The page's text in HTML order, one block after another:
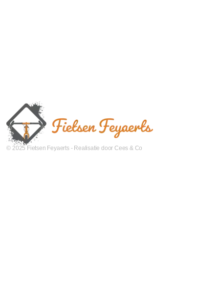
© 2025 Fietsen Feyaerts - Realisatie door Cees & Co